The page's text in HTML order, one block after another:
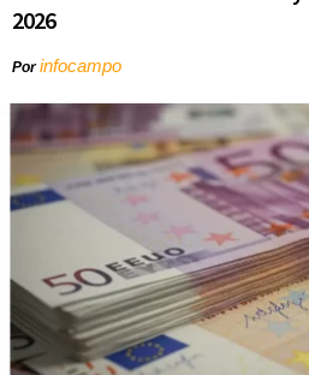
2026
Porinfocampo